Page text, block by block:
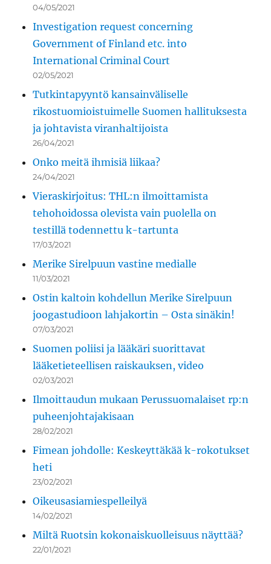
04/05/2021
Investigation request concerning
Government of Finland etc. into
International Criminal Court
02/05/2021
Tutkintapyyntö kansainväliselle
rikostuomioistuimelle Suomen hallituksesta
ja johtavista viranhaltijoista
26/04/2021
Onko meitä ihmisiä liikaa?
24/04/2021
Vieraskirjoitus: THL:n ilmoittamista
tehohoidossa olevista vain puolella on
testillä todennettu k-tartunta
17/03/2021
Merike Sirelpuun vastine medialle
11/03/2021
Ostin kaltoin kohdellun Merike Sirelpuun
joogastudioon lahjakortin – Osta sinäkin!
07/03/2021
Suomen poliisi ja lääkäri suorittavat
lääketieteellisen raiskauksen, video
02/03/2021
Ilmoittaudun mukaan Perussuomalaiset rp:n
puheenjohtajakisaan
28/02/2021
Fimean johdolle: Keskeyttäkää k-rokotukset
heti
23/02/2021
Oikeusasiamiespelleilyä
14/02/2021
Miltä Ruotsin kokonaiskuolleisuus näyttää?
22/01/2021